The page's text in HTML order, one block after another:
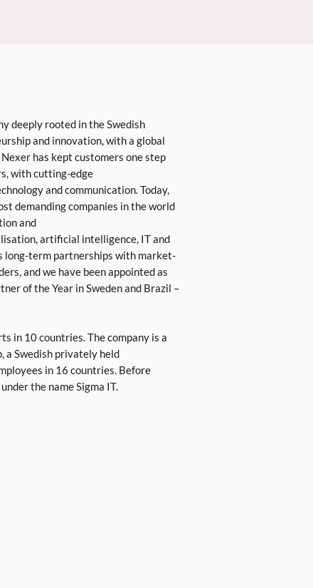
deeply rooted in the Swedish
and innovation, with a global
has kept customers one step
with cutting-edge
and communication. Today,
demanding companies in the world
and
artificial intelligence, IT and
long-term partnerships with market-
and we have been appointed as
of the Year in Sweden and Brazil –
in 10 countries. The company is a
a Swedish privately held
in 16 countries. Before
the name Sigma IT.